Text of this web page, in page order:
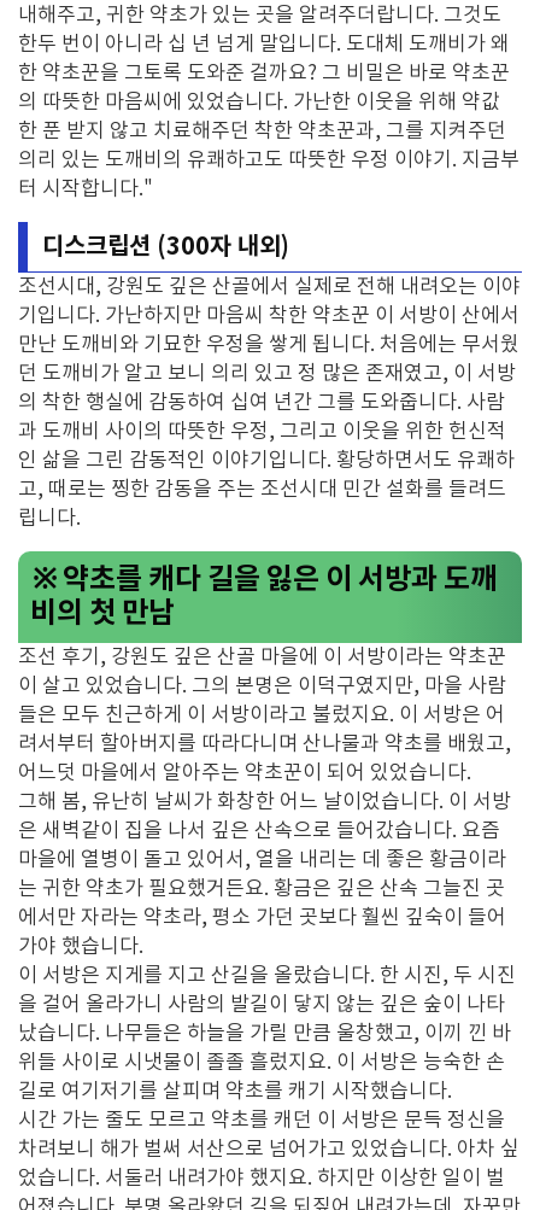
내해주고, 귀한 약초가 있는 곳을 알려주더랍니다. 그것도
한두 번이 아니라 십 년 넘게 말입니다. 도대체 도깨비가 왜
한 약초꾼을 그토록 도와준 걸까요? 그 비밀은 바로 약초꾼
의 따뜻한 마음씨에 있었습니다. 가난한 이웃을 위해 약값
한 푼 받지 않고 치료해주던 착한 약초꾼과, 그를 지켜주던
의리 있는 도깨비의 유쾌하고도 따뜻한 우정 이야기. 지금부
터 시작합니다."
디스크립션 (300자 내외)
조선시대, 강원도 깊은 산골에서 실제로 전해 내려오는 이야
기입니다. 가난하지만 마음씨 착한 약초꾼 이 서방이 산에서
만난 도깨비와 기묘한 우정을 쌓게 됩니다. 처음에는 무서웠
던 도깨비가 알고 보니 의리 있고 정 많은 존재였고, 이 서방
의 착한 행실에 감동하여 십여 년간 그를 도와줍니다. 사람
과 도깨비 사이의 따뜻한 우정, 그리고 이웃을 위한 헌신적
인 삶을 그린 감동적인 이야기입니다. 황당하면서도 유쾌하
고, 때로는 찡한 감동을 주는 조선시대 민간 설화를 들려드
립니다.
※ 약초를 캐다 길을 잃은 이 서방과 도깨
비의 첫 만남
조선 후기, 강원도 깊은 산골 마을에 이 서방이라는 약초꾼
이 살고 있었습니다. 그의 본명은 이덕구였지만, 마을 사람
들은 모두 친근하게 이 서방이라고 불렀지요. 이 서방은 어
려서부터 할아버지를 따라다니며 산나물과 약초를 배웠고,
어느덧 마을에서 알아주는 약초꾼이 되어 있었습니다.
그해 봄, 유난히 날씨가 화창한 어느 날이었습니다. 이 서방
은 새벽같이 집을 나서 깊은 산속으로 들어갔습니다. 요즘
마을에 열병이 돌고 있어서, 열을 내리는 데 좋은 황금이라
는 귀한 약초가 필요했거든요. 황금은 깊은 산속 그늘진 곳
에서만 자라는 약초라, 평소 가던 곳보다 훨씬 깊숙이 들어
가야 했습니다.
이 서방은 지게를 지고 산길을 올랐습니다. 한 시진, 두 시진
을 걸어 올라가니 사람의 발길이 닿지 않는 깊은 숲이 나타
났습니다. 나무들은 하늘을 가릴 만큼 울창했고, 이끼 낀 바
위들 사이로 시냇물이 졸졸 흘렀지요. 이 서방은 능숙한 손
길로 여기저기를 살피며 약초를 캐기 시작했습니다.
시간 가는 줄도 모르고 약초를 캐던 이 서방은 문득 정신을
차려보니 해가 벌써 서산으로 넘어가고 있었습니다. 아차 싶
었습니다. 서둘러 내려가야 했지요. 하지만 이상한 일이 벌